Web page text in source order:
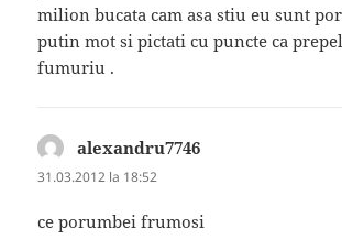
milion bucata cam asa stiu eu sunt
putin mot si pictati cu puncte ca
fumuriu .
alexandru7746
31.03.2012 la 18:52
ce porumbei frumosi